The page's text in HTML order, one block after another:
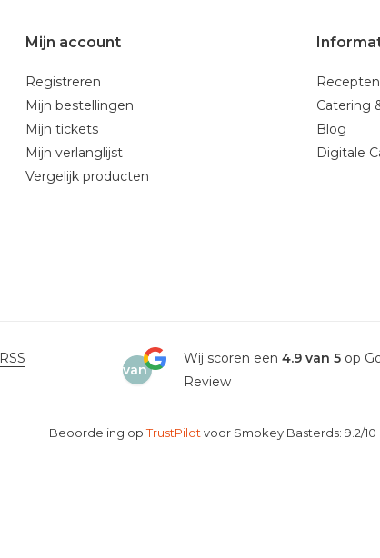
Mijn account
Registreren
Mijn bestellingen
Mijn tickets
Mijn verlanglijst
Vergelijk producten
Recepten
Catering
Blog
Digitale
RSS
van
Wij scoren een 4.9 van 5op
Review
Beoordeling opTrustPilot voor Smokey Basterds: 9.2/